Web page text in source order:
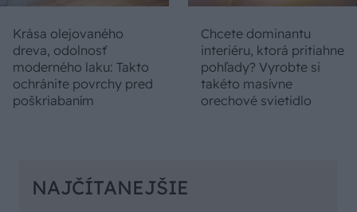
Krása olejovaného
dreva, odolnosť
moderného laku: Takto
ochránite povrchy pred
poškriabaním
Chcete dominantu
interiéru, ktorá pritiahne
pohľady? Vyrobte si
takéto masívne
orechové svietidlo
NAJČÍTANEJŠIE